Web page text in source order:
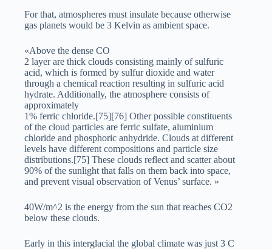
For that, atmospheres must insulate because otherwise
gas planets would be 3 Kelvin as ambient space.
«Above the dense CO
2 layer are thick clouds consisting mainly of sulfuric
acid, which is formed by sulfur dioxide and water
through a chemical reaction resulting in sulfuric acid
hydrate. Additionally, the atmosphere consists of
approximately
1% ferric chloride.[75][76] Other possible constituents
of the cloud particles are ferric sulfate, aluminium
chloride and phosphoric anhydride. Clouds at different
levels have different compositions and particle size
distributions.[75] These clouds reflect and scatter about
90% of the sunlight that falls on them back into space,
and prevent visual observation of Venus’ surface. »
40W/m^2 is the energy from the sun that reaches CO2
below these clouds.
Early in this interglacial the global climate was just 3 C